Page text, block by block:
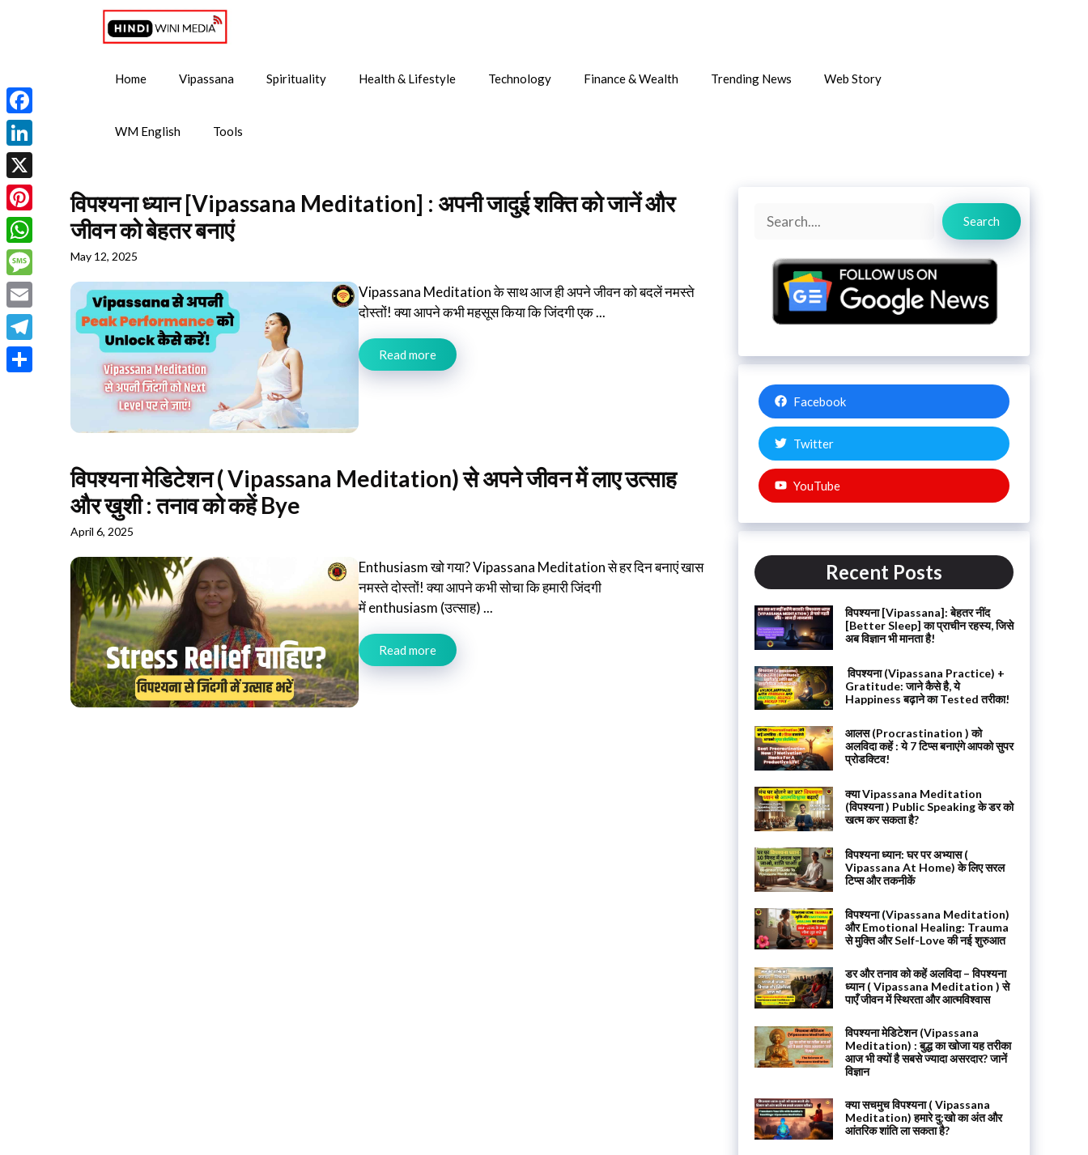
Home Vipassana Spirituality Health & Lifestyle Technology Finance & Wealth Trending News Web Story
WM English Tools
विपश्यना ध्यान [Vipassana Meditation] : अपनी जादुई शक्ति को जानें और
जीवन को बेहतर बनाएं
May 12, 2025
Vipassana Meditation के साथ आज ही अपने जीवन को बदलें नमस्ते
दोस्तों! क्या आपने कभी महसूस किया कि जिंदगी एक ...
Read more
विपश्यना मेडिटेशन ( Vipassana Meditation) से अपने जीवन में लाए उत्साह
और ख़ुशी : तनाव को कहें Bye
April 6, 2025
Enthusiasm खो गया? Vipassana Meditation से हर दिन बनाएं खास
नमस्ते दोस्तों! क्या आपने कभी सोचा कि हमारी जिंदगी
में enthusiasm (उत्साह) ...
Read more
Search
Search
Facebook
Twitter
YouTube
Recent Posts
विपश्यना [Vipassana]: बेहतर नींद
[Better Sleep] का प्राचीन रहस्य, जिसे
अब विज्ञान भी मानता है!
विपश्यना (Vipassana Practice) +
Gratitude: जाने कैसे है, ये
Happiness बढ़ाने का Tested तरीका!
आलस (Procrastination ) को
अलविदा कहें : ये 7 टिप्स बनाएंगे आपको सुपर
प्रोडक्टिव!
क्या Vipassana Meditation
(विपश्यना ) Public Speaking के डर को
खत्म कर सकता है?
विपश्यना ध्यान: घर पर अभ्यास (
Vipassana At Home) के लिए सरल
टिप्स और तकनीकें
विपश्यना (Vipassana Meditation)
और Emotional Healing: Trauma
से मुक्ति और Self-Love की नई शुरुआत
डर और तनाव को कहें अलविदा – विपश्यना
ध्यान ( Vipassana Meditation ) से
पाएँ जीवन में स्थिरता और आत्मविश्वास
विपश्यना मेडिटेशन (Vipassana
Meditation) : बुद्ध का खोजा यह तरीका
आज भी क्यों है सबसे ज्यादा असरदार? जानें
विज्ञान
क्या सचमुच विपश्यना ( Vipassana
Meditation) हमारे दु:खो का अंत और
आंतरिक शांति ला सकता है?
Facebook
LinkedIn
X
Pinterest
WhatsApp
Message
Email
Telegram